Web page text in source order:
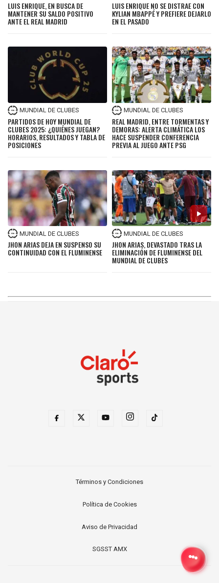
LUIS ENRIQUE, EN BUSCA DE
MANTENER SU SALDO POSITIVO
ANTE EL REAL MADRID
LUIS ENRIQUE NO SE DISTRAE CON
KYLIAN MBAPPÉ Y PREFIERE DEJARLO
EN EL PASADO
MUNDIAL DE CLUBES
PARTIDOS DE HOY MUNDIAL DE
CLUBES 2025: ¿QUIÉNES JUEGAN?
HORARIOS, RESULTADOS Y TABLA DE
POSICIONES
MUNDIAL DE CLUBES
REAL MADRID, ENTRE TORMENTAS Y
DEMORAS: ALERTA CLIMÁTICA LOS
HACE SUSPENDER CONFERENCIA
PREVIA AL JUEGO ANTE PSG
MUNDIAL DE CLUBES
JHON ARIAS DEJA EN SUSPENSO SU
CONTINUIDAD CON EL FLUMINENSE
MUNDIAL DE CLUBES
JHON ARIAS, DEVASTADO TRAS LA
ELIMINACIÓN DE FLUMINENSE DEL
MUNDIAL DE CLUBES
Términos y Condiciones
Política de Cookies
Aviso de Privacidad
SGSST AMX